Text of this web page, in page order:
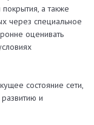
а также
через специальное
оценивать
состояние сети,
и